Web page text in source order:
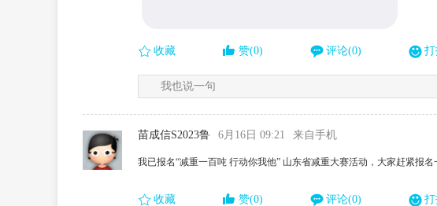
收藏 赞(0) 评论(0)
我也说一句
苗成信S2023鲁 6月16日 09:21 来自手机
我已报名“减重一百吨 行动你我他” 山东省减重大赛活动，大家赶紧报名
收藏 赞(0) 评论(0)